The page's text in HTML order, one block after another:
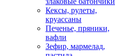
Кексы, рулеты,
круассаны
Печенье, пряники,
вафли
Зефир, мармелад,